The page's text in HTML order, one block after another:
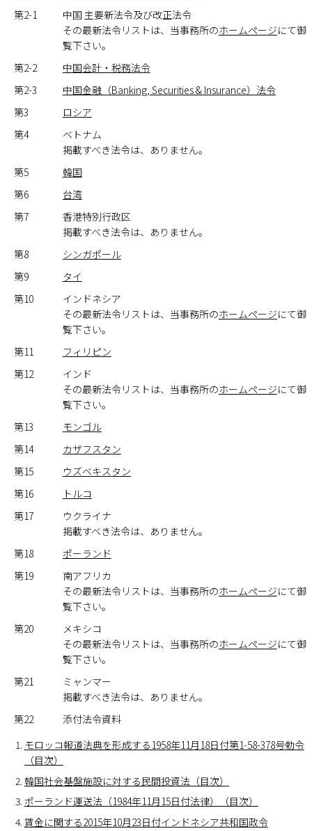
第2-1
中国 主要新法令及び改正法令
その最新法令リストは、当事務所のホームページにて御
覧下さい。
第2-2
中国会計・税務法令
第2-3
中国金融（Banking, Securities & Insurance）法令
第3
ロシア
第4
ベトナム
掲載すべき法令は、ありません。
第5
韓国
第6
台湾
第7
香港特別行政区
掲載すべき法令は、ありません。
第8
シンガポール
第9
タイ
第10
インドネシア
その最新法令リストは、当事務所のホームページにて御
覧下さい。
第11
フィリピン
第12
インド
その最新法令リストは、当事務所のホームページにて御
覧下さい。
第13
モンゴル
第14
カザフスタン
第15
ウズベキスタン
第16
トルコ
第17
ウクライナ
掲載すべき法令は、ありません。
第18
ポーランド
第19
南アフリカ
その最新法令リストは、当事務所のホームページにて御
覧下さい。
第20
メキシコ
その最新法令リストは、当事務所のホームページにて御
覧下さい。
第21
ミャンマー
掲載すべき法令は、ありません。
第22
添付法令資料
モロッコ報道法典を形成する1958年11月18日付第1-58-378号勅令
（目次）
韓国社会基盤施設に対する民間投資法（目次）
ポーランド運送法（1984年11月15日付法律）（目次）
賃金に関する2015年10月23日付インドネシア共和国政令